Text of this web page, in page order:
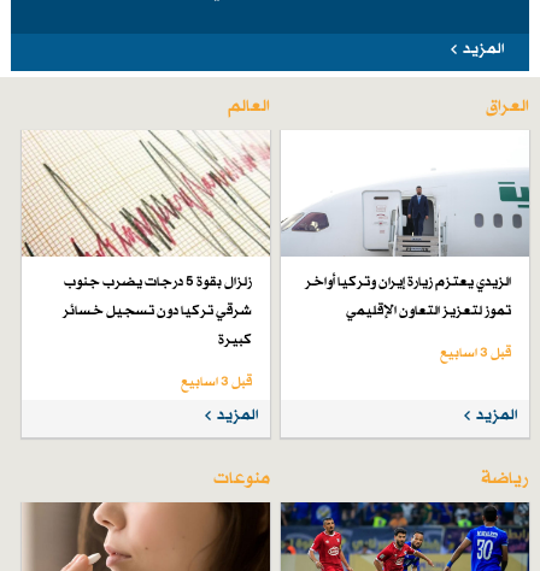
المزيد
العراق
الزيدي يعتزم زيارة إيران وتركيا أواخر
تموز لتعزيز التعاون الإقليمي
قبل 3 اسابیع
المزيد
العالم
زلزال بقوة 5 درجات يضرب جنوب
شرقي تركيا دون تسجيل خسائر
كبيرة
قبل 3 اسابیع
المزيد
رياضة منوعات